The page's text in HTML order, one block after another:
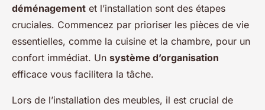
déménagement et l’installation sont des étapes
cruciales. Commencez par prioriser les pièces de vie
essentielles, comme la cuisine et la chambre, pour un
confort immédiat. Un système d’organisation
efficace vous facilitera la tâche.
Lors de l’installation des meubles, il est crucial de